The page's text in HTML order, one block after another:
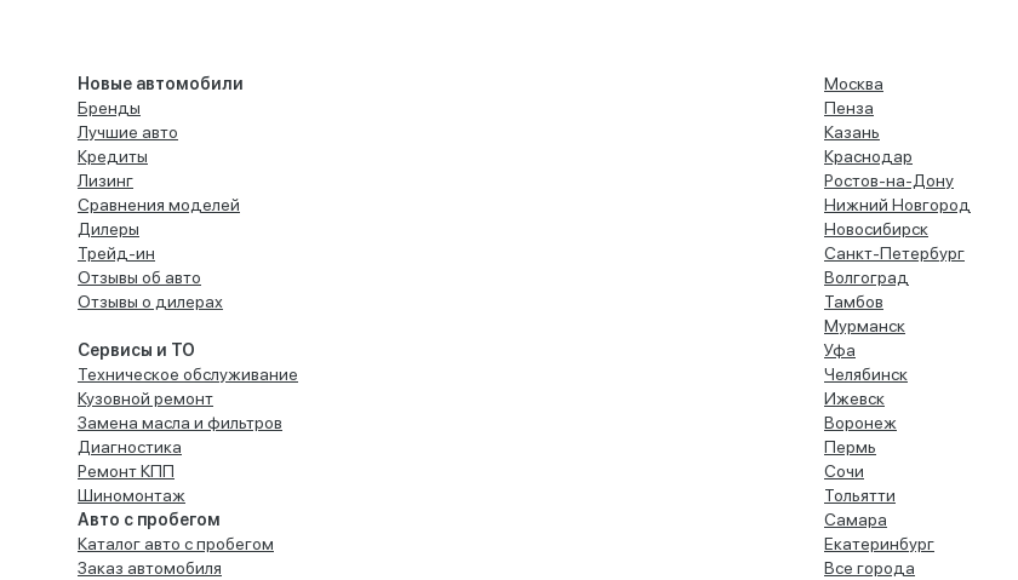
Новые автомобили
Бренды
Лучшие авто
Кредиты
Лизинг
Сравнения моделей
Дилеры
Трейд-ин
Отзывы об авто
Отзывы о дилерах
Сервисы и ТО
Техническое обслуживание
Кузовной ремонт
Замена масла и фильтров
Диагностика
Ремонт КПП
Шиномонтаж
Авто с пробегом
Каталог авто с пробегом
Заказ автомобиля
Москва
Пенза
Казань
Краснодар
Ростов-на-Дону
Нижний Новгород
Новосибирск
Санкт-Петербург
Волгоград
Тамбов
Мурманск
Уфа
Челябинск
Ижевск
Воронеж
Пермь
Сочи
Тольятти
Самара
Екатеринбург
Все города